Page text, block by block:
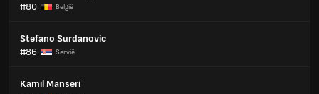
#80
België
Stefano Surdanovic
#86
Servië
Kamil Manseri